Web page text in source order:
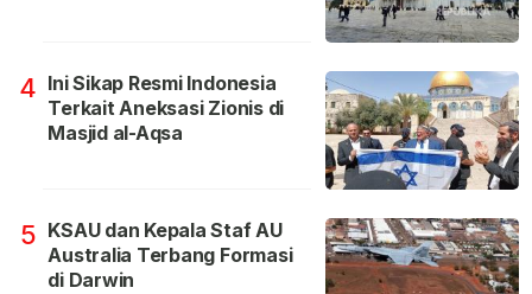
4 Ini Sikap Resmi Indonesia
Terkait Aneksasi Zionis di
Masjid al-Aqsa
5 KSAU dan Kepala Staf AU
Australia Terbang Formasi
di Darwin